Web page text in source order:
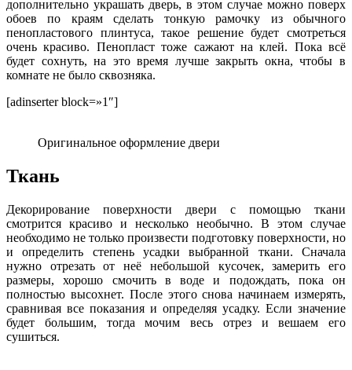
дополнительно украшать дверь, в этом случае можно поверх
обоев по краям сделать тонкую рамочку из обычного
пенопластового плинтуса, такое решение будет смотреться
очень красиво. Пенопласт тоже сажают на клей. Пока всё
будет сохнуть, на это время лучше закрыть окна, чтобы в
комнате не было сквозняка.
[adinserter block=»1″]
Оригинальное оформление двери
Ткань
Декорирование поверхности двери с помощью ткани
смотрится красиво и несколько необычно. В этом случае
необходимо не только произвести подготовку поверхности, но
и определить степень усадки выбранной ткани. Сначала
нужно отрезать от неё небольшой кусочек, замерить его
размеры, хорошо смочить в воде и подождать, пока он
полностью высохнет. После этого снова начинаем измерять,
сравнивая все показания и определяя усадку. Если значение
будет большим, тогда мочим весь отрез и вешаем его
сушиться.